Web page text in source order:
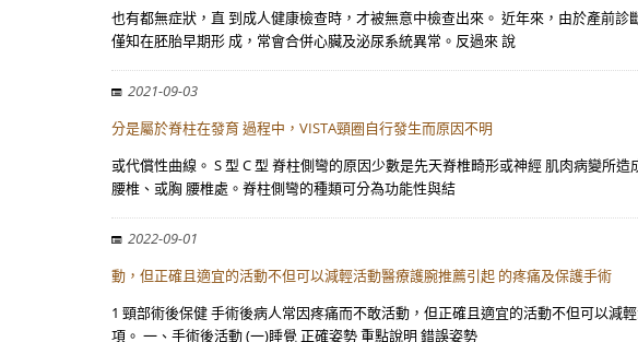
也有都無症狀，直 到成人健康檢查時，才被無意中檢查出來。 近年來，由於產前
僅知在胚胎早期形 成，常會合併心臟及泌尿系統異常。反過來 說
2021-09-03
分是屬於脊柱在發育 過程中，VISTA頸圈自行發生而原因不明
或代償性曲線。 S 型 C 型 脊柱側彎的原因少數是先天脊椎畸形或神經 肌肉病變所
腰椎、或胸 腰椎處。脊柱側彎的種類可分為功能性與結
2022-09-01
動，但正確且適宜的活動不但可以減輕活動醫療護腕推薦引起 的疼痛及保護手術
1 頸部術後保健 手術後病人常因疼痛而不敢活動，但正確且適宜的活動不但可以
項。 一、手術後活動 (一)睡覺 正確姿勢 重點說明 錯誤姿勢